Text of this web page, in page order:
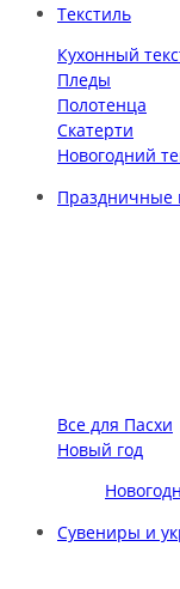
Текстиль
Кухонный
Пледы
Полотенца
Скатерти
Новогодний
Праздничные
Все для Пасхи
Новый год
Сувениры и